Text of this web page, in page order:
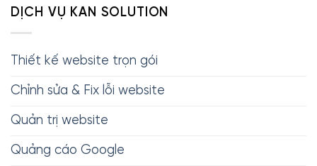
DỊCH VỤ KAN SOLUTION
Thiết kế website trọn gói
Chỉnh sửa & Fix lỗi website
Quản trị website
Quảng cáo Google